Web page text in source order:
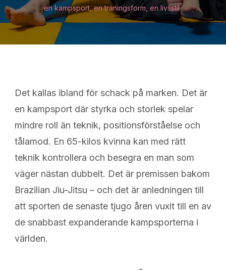
en kampsport, en träningsform, en livsstil
Det kallas ibland för schack på marken. Det är
en kampsport där styrka och storlek spelar
mindre roll än teknik, positionsförståelse och
tålamod. En 65-kilos kvinna kan med rätt
teknik kontrollera och besegra en man som
väger nästan dubbelt. Det är premissen bakom
Brazilian Jiu-Jitsu – och det är anledningen till
att sporten de senaste tjugo åren vuxit till en av
de snabbast expanderande kamp­sporterna i
världen.